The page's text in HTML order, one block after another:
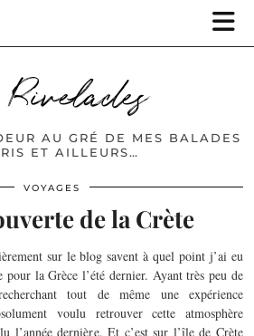
AU GRÉ DE MES BALADES
ET AILLEURS…
VOYAGES
de la Crète
sur le blog savent à quel point j’ai eu
la Grèce l’été dernier. Ayant très peu de
tout de même une expérience
voulu retrouver cette atmosphère
l’année dernière. Et c’est sur l’île de Crète